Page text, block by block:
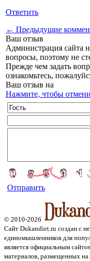
Ответить
← Предыдущие
Ваш отзыв
Администрация сайта
вопросы, поэтому не
Прежде чем задать
ознакомьтесь,
Ваш отзыв на
Нажмите, чтобы
Отправить
© 2010-2026
Сайт Dukandiet.ru создан с
единомышленников для
является официальным
материалов, размещенных